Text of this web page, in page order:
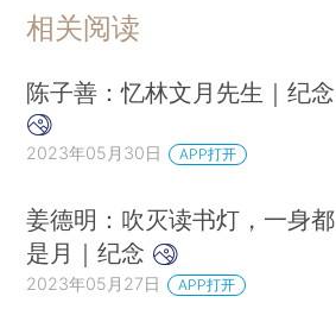
相关阅读
陈子善：忆林文月先生｜纪念
2023年05月30日 APP打开
姜德明：吹灭读书灯，一身都
是月｜纪念
2023年05月27日 APP打开